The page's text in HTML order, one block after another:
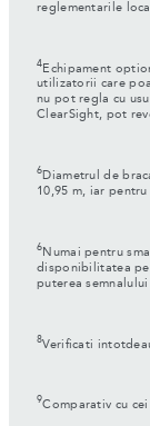
reglementarile
4 Echipament
utilizatorii care
nu pot regla cu
ClearSight, pot
6Diametrul de
10,95 m, iar
6 Numai pentru
disponibilitatea
puterea
8Verificati
9Comparativ cu